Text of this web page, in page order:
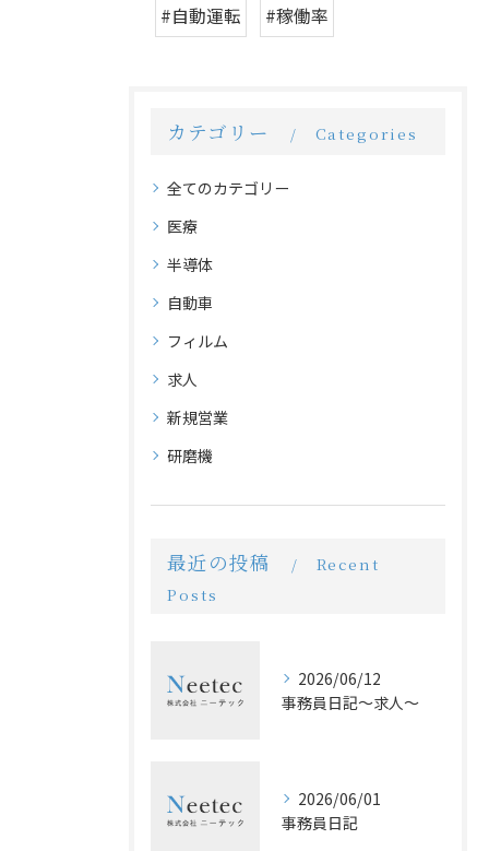
#自動運転
#稼働率
カテゴリー Categories
全てのカテゴリー
医療
半導体
自動車
フィルム
求人
新規営業
研磨機
最近の投稿
Recent
Posts
2026/06/12
事務員日記〜求人〜
2026/06/01
事務員日記